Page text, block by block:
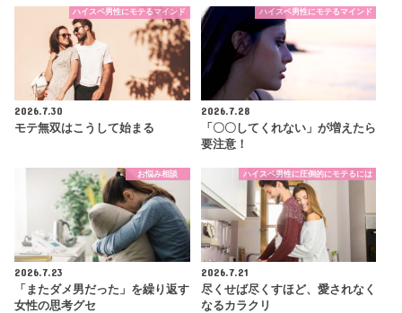
ハイスペ男性にモテるマインド
2026.7.30
モテ無双はこうして始まる
ハイスペ男性にモテるマインド
2026.7.28
「〇〇してくれない」が増えたら
要注意！
お悩み相談
2026.7.23
「またダメ男だった」を繰り返す
女性の思考グセ
ハイスペ男性に圧倒的にモテるには
2026.7.21
尽くせば尽くすほど、愛されなく
なるカラクリ